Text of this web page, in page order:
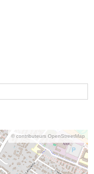
© contributeurs OpenStreetMap